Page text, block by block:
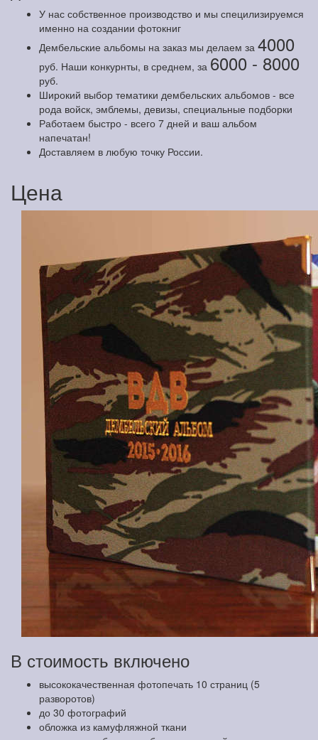
У нас собственное производство и мы специлизируемся
именно на создании фотокниг
Дембельские альбомы на заказ мы делаем за 4000
руб. Наши конкурнты, в среднем, за 6000 - 8000
руб.
Широкий выбор тематики дембельских альбомов - все
рода войск, эмблемы, девизы, специальные подборки
Работаем быстро - всего 7 дней и ваш альбом
напечатан!
Доставляем в любую точку России.
Цена
В стоимость включено
высококачественная фотопечать 10 страниц (5
разворотов)
до 30 фотографий
обложка из камуфляжной ткани